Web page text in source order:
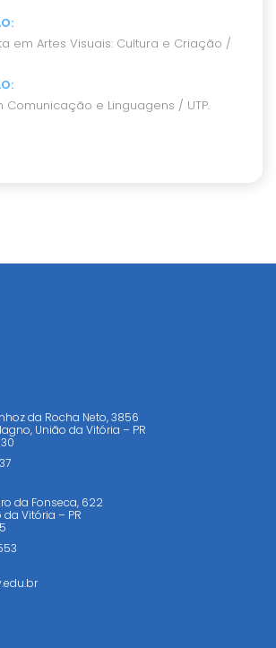
:
em Artes Visuais: Cultura e Criação /
:
Comunicação e Linguagens / UTP.
da Rocha Neto, 3856
União da Vitória – PR
da Fonseca, 622
Vitória – PR